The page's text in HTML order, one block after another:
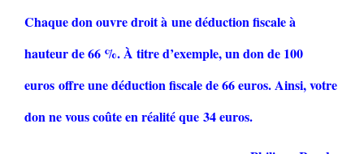
Chaque don ouvre droit à une déduction fiscale à
hauteur de 66 %. À titre d’exemple, un don de 100
euros offre une déduction fiscale de 66 euros. Ainsi, votre
don ne vous coûte en réalité que 34 euros.